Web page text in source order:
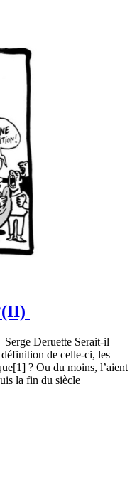
Deruette Serait-il
définition de celle-ci, les
? Ou du moins, l’aient
la fin du siècle